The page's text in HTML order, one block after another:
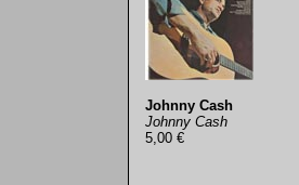
Johnny Cash
Johnny Cash
5,00 €